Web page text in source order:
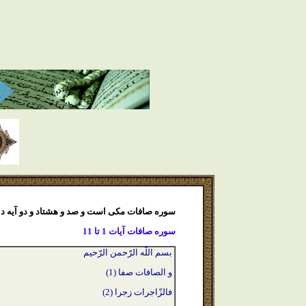
سوره صافات مكى است و صد و هشتاد و دو آيه
سوره صافات آيات 1 تا 11
بسم اللّه الرّحمن الرّحيم
و الصافات صفا (1)
فالزّاجرات زجرا (2)